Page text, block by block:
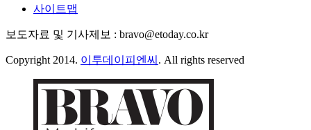
사이트맵
보도자료 및 기사제보 : bravo@etoday.co.kr
Copyright 2014. 이투데이피엔씨 . All rights reserved